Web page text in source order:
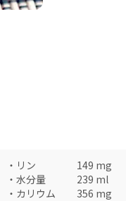
・ リン 149 mg
・ 水分量 239 ml
・ カリウム 356 mg